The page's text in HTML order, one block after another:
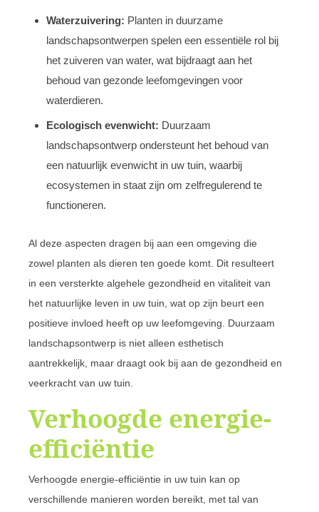
Waterzuivering: Planten in duurzame
landschapsontwerpen spelen een essentiële rol bij
het zuiveren van water, wat bijdraagt aan het
behoud van gezonde leefomgevingen voor
waterdieren.
Ecologisch evenwicht: Duurzaam
landschapsontwerp ondersteunt het behoud van
een natuurlijk evenwicht in uw tuin, waarbij
ecosystemen in staat zijn om zelfregulerend te
functioneren.
Al deze aspecten dragen bij aan een omgeving die
zowel planten als dieren ten goede komt. Dit resulteert
in een versterkte algehele gezondheid en vitaliteit van
het natuurlijke leven in uw tuin, wat op zijn beurt een
positieve invloed heeft op uw leefomgeving. Duurzaam
landschapsontwerp is niet alleen esthetisch
aantrekkelijk, maar draagt ook bij aan de gezondheid en
veerkracht van uw tuin.
Verhoogde energie-
efficiëntie
Verhoogde energie-efficiëntie in uw tuin kan op
verschillende manieren worden bereikt, met tal van